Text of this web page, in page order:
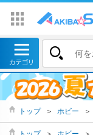
トップ ＞ ホビー ＞